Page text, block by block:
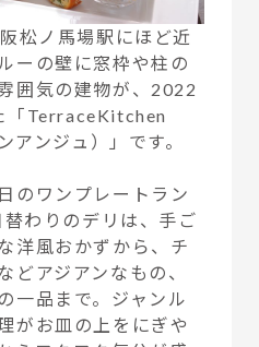
松ノ馬場駅にほど近
ーの壁に窓枠や柱の
囲気の建物が、2022
「TerraceKitchen
ンジュ）」です。
のワンプレートラン
わりのデリは、手ご
洋風おかずから、チ
どアジアンなもの、
一品まで。ジャンル
がお皿の上をにぎや